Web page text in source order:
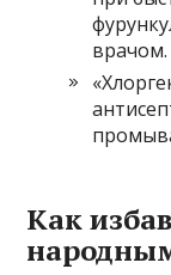
врачом.
Как